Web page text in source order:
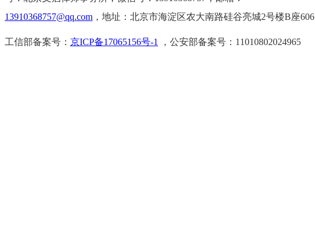
13910368757@qq.com ，地址：北京市海淀区农大南路硅谷亮城2号楼B座606
工信部备案号： 京ICP备17065156号-1 ，公安部备案号：11010802024965